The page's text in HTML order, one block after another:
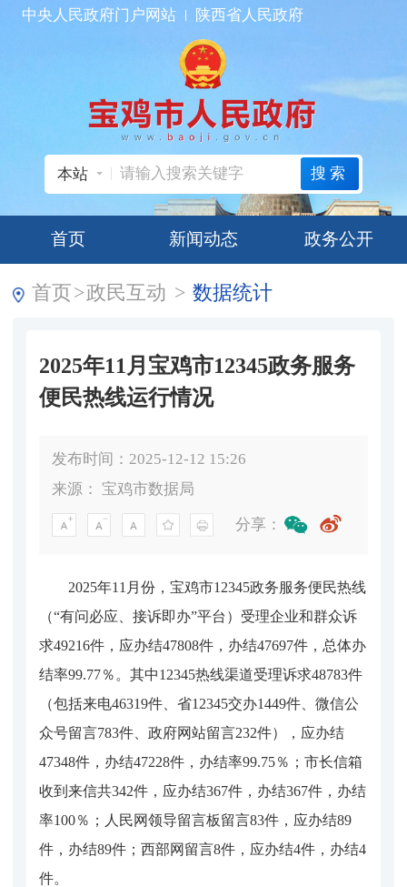
中央人民政府门户网站 陕西省人民政府
本站 搜索
首页 新闻动态 政务公开
首页>政民互动 > 数据统计
2025年11月宝鸡市12345政务服务
便民热线运行情况
发布时间：2025-12-12 15:26
来源： 宝鸡市数据局
分享：
2025年11月份，宝鸡市12345政务服务便民热线
（“有问必应、接诉即办”平台）受理企业和群众诉
求49216件，应办结47808件，办结47697件，总体办
结率99.77％。其中12345热线渠道受理诉求48783件
（包括来电46319件、省12345交办1449件、微信公
众号留言783件、政府网站留言232件），应办结
47348件，办结47228件，办结率99.75％；市长信箱
收到来信共342件，应办结367件，办结367件，办结
率100％；人民网领导留言板留言83件，应办结89
件，办结89件；西部网留言8件，应办结4件，办结4
件。